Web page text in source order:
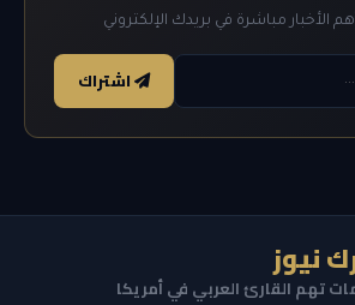
الأخبار مباشرة في بريدك الإلكتروني
اشتراك
نيوز
تهم القارئ العربي في أمريكا